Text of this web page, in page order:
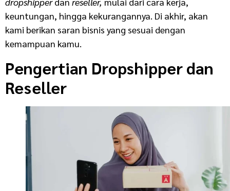
keuntungan, hingga kekurangannya. Di akhir, akan
kami berikan saran bisnis yang sesuai dengan
kemampuan kamu.
Pengertian Dropshipper dan
Reseller